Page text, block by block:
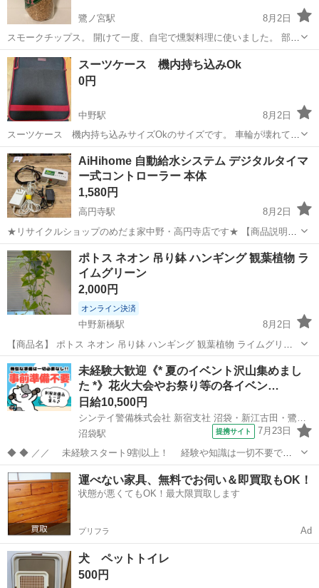
鷺ノ宮駅
8月2日
スモークチップス。 開けて一度、自宅で燻製料理に使いました。 部屋
が燻製の匂いが凄いので一度きり、使う予定がありません。
東京 中野区 その他
スーツケース 機内持ち込みOk
0円
中野駅
8月2日
スーツケース 機内持ち込みサイズOkのサイズです。 車輪が壊れてお
り、動きはしますが、変な音がなります。 気になさらない方にお譲り
できればとおもいます。 ※後ろのファスナーは壊れております。
東京 中野区 その他
AiHihome 自動給水システム デジタルタイマ
ー式コントローラー 本体
1,580円
高円寺駅
8月2日
★リサイクルショップのめだま家中野・高円寺店です★ 【商品説明】
AiHihome 自動給水システム デジタルタイマー式コントローラー 本体
詳細は写真をご覧ください。 【状態】中古品です。給水ホースに使用
感...
東京 中野区 高円寺駅 その他 コントローラー
ポトス ネオン 吊り鉢 ハンギング 観葉植物 ラ
イムグリーン
2,000円
オンライン決済
中野新橋駅
8月2日
【商品名】 ポトス ネオン 吊り鉢 ハンギング 観葉植物 ライムグリー
ン 【商品説明】 鮮やかなライムグリーンが美しいポトスライムです。
ツルが長く伸びており、ハンギングで飾ると存在感があります。 丈夫
で育てやすく、初心...
東京 中野区 中野新橋駅 その他
未経験大歓迎《* 夏のイベント沢山集めまし
た *》花火大会やお祭り等の各イベン…
日給10,500円
沼袋駅
提携サイト 7月23日
◆ ◆ ／／ 未経験スタート9割以上！ 経験や知識は一切不要で始
めやすい♪ シフトの強制もないですし 自分のペースで働くことも
できるので 続けやすい♪働きやすい♪ ＼＼ 『シフトが削られた…』
『思うように稼...
東京 中野区 沼袋駅 警備員
運べない家具、無料でお伺い＆即買取もOK！
状態が悪くてもOK！最大限買取します
プリフラ Ad
犬 ペットトイレ
500円